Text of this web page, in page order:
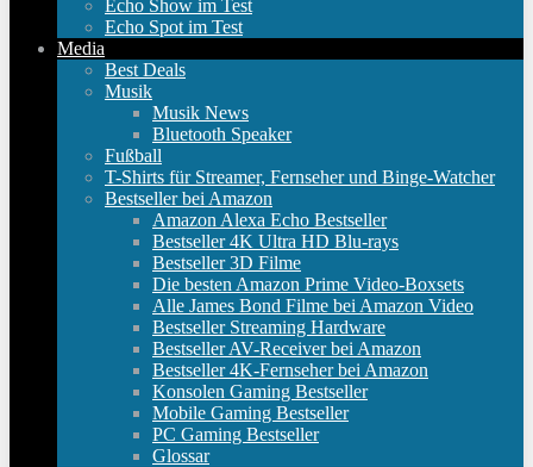
Echo Show im Test
Echo Spot im Test
Media
Best Deals
Musik
Musik News
Bluetooth Speaker
Fußball
T-Shirts für Streamer, Fernseher und Binge-Watcher
Bestseller bei Amazon
Amazon Alexa Echo Bestseller
Bestseller 4K Ultra HD Blu-rays
Bestseller 3D Filme
Die besten Amazon Prime Video-Boxsets
Alle James Bond Filme bei Amazon Video
Bestseller Streaming Hardware
Bestseller AV-Receiver bei Amazon
Bestseller 4K-Fernseher bei Amazon
Konsolen Gaming Bestseller
Mobile Gaming Bestseller
PC Gaming Bestseller
Glossar